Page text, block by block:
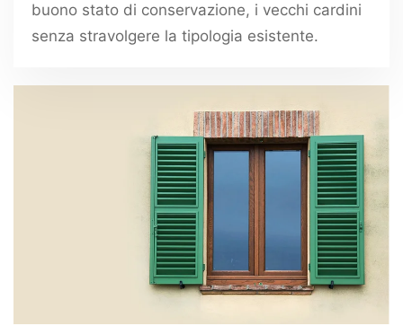
buono stato di conservazione, i vecchi cardini
senza stravolgere la tipologia esistente.